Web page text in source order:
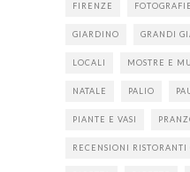
FIRENZE
GIARDINO GRANDI
LOCALI MOSTRE E
NATALE PALIO
PIANTE E VASI
RECENSIONI RISTORANTI